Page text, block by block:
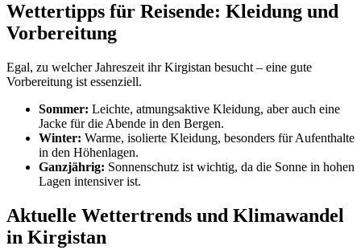
Wettertipps für Reisende: Kleidung und
Vorbereitung
Egal, zu welcher Jahreszeit ihr Kirgistan besucht – eine gute
Vorbereitung ist essenziell.
Sommer: Leichte, atmungsaktive Kleidung, aber auch eine
Jacke für die Abende in den Bergen.
Winter: Warme, isolierte Kleidung, besonders für Aufenthalte
in den Höhenlagen.
Ganzjährig: Sonnenschutz ist wichtig, da die Sonne in hohen
Lagen intensiver ist.
Aktuelle Wettertrends und Klimawandel
in Kirgistan